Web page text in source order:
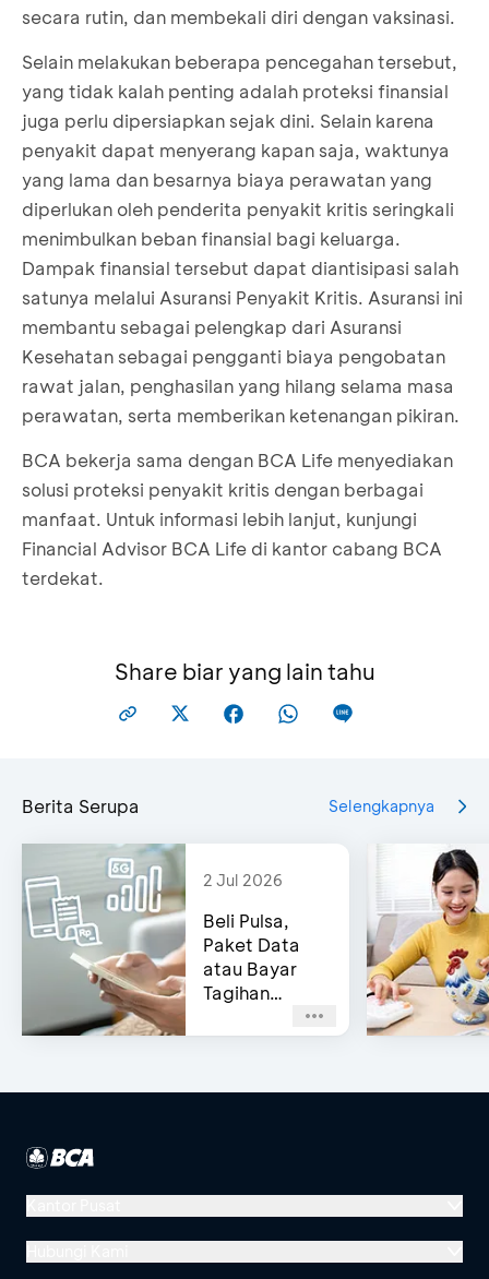
secara rutin, dan membekali diri dengan vaksinasi.
Selain melakukan beberapa pencegahan tersebut,
yang tidak kalah penting adalah proteksi finansial
juga perlu dipersiapkan sejak dini. Selain karena
penyakit dapat menyerang kapan saja, waktunya
yang lama dan besarnya biaya perawatan yang
diperlukan oleh penderita penyakit kritis seringkali
menimbulkan beban finansial bagi keluarga.
Dampak finansial tersebut dapat diantisipasi salah
satunya melalui Asuransi Penyakit Kritis. Asuransi ini
membantu sebagai pelengkap dari Asuransi
Kesehatan sebagai pengganti biaya pengobatan
rawat jalan, penghasilan yang hilang selama masa
perawatan, serta memberikan ketenangan pikiran.
BCA bekerja sama dengan BCA Life menyediakan
solusi proteksi penyakit kritis dengan berbagai
manfaat. Untuk informasi lebih lanjut, kunjungi
Financial Advisor BCA Life di kantor cabang BCA
terdekat.
Share biar yang lain tahu
Berita Serupa Selengkapnya
2 Jul 2026
Beli Pulsa,
Paket Data
atau Bayar
Tagihan
Pascabayar?
Bisa di e-
Menara BCA, Grand Indonesia
Jl. MH Thamrin No. 1